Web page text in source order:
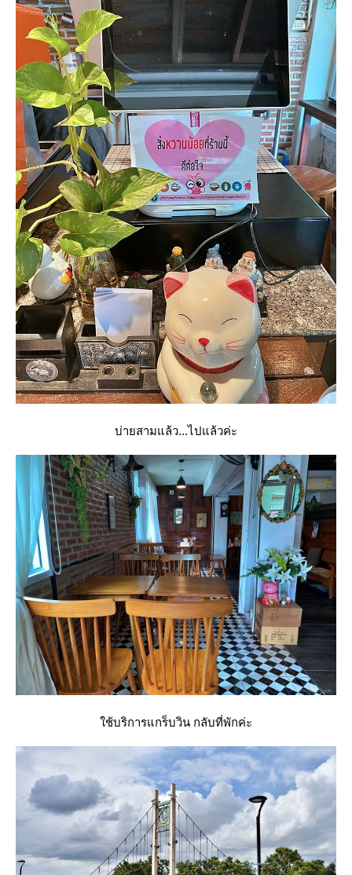
บ่ายสามแล้ว...ไปแล้วค่ะ
ช้บริการแกร็บวิน กลับที่พักค่ะ